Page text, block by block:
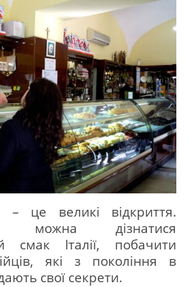
– це великі відкриття.
можна дізнатися
смак Італії, побачити
які з покоління в
свої секрети.